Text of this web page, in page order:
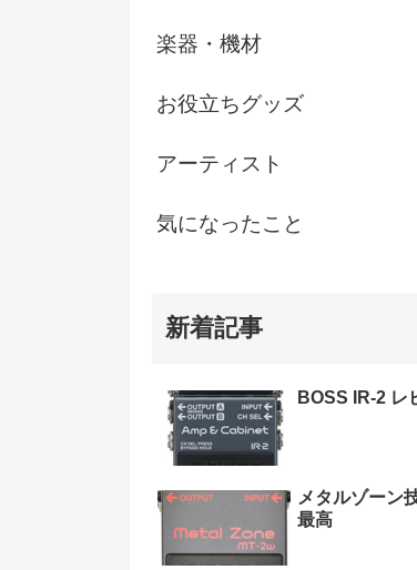
楽器・機材
お役立ちグッズ
アーティスト
気になったこと
新着記事
BOSS IR-2 レ
メタルゾーン
最高